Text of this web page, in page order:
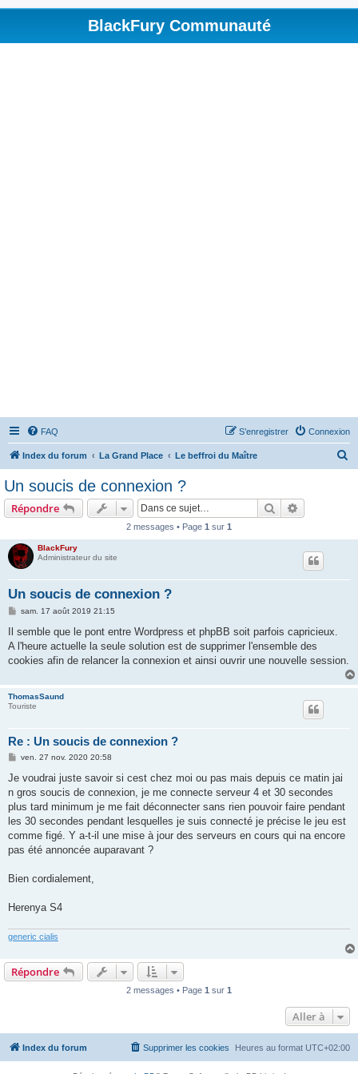
BlackFury Communauté
FAQ Connexion
S’enregistrer
Index du forum La Grand Place Le beffroi du Maître
Un soucis de connexion ?
Répondre Rechercher
2 messages • Page 1 sur 1
BlackFury
Administrateur du site
Un soucis de connexion ?
M
s
a
g
sam. 17 août 2019 21:15
Il semble que le pont entre Wordpress et phpBB soit parfois capricieux.
A l'heure actuelle la seule solution est de supprimer l'ensemble des
cookies afin de relancer la connexion et ainsi ouvrir une nouvelle session.
ThomasSaund
Touriste
Re : Un soucis de connexion ?
M
s
a
g
ven. 27 nov. 2020 20:58
Je voudrai juste savoir si cest chez moi ou pas mais depuis ce matin jai
n gros soucis de connexion, je me connecte serveur 4 et 30 secondes
plus tard minimum je me fait déconnecter sans rien pouvoir faire pendant
les 30 secondes pendant lesquelles je suis connecté je précise le jeu est
comme figé. Y a-t-il une mise à jour des serveurs en cours qui na encore
pas été annoncée auparavant ?
Bien cordialement,
Herenya S4
generic cialis
Répondre
2 messages • Page 1 sur 1
Aller à
Index du forum Heures au format UTC+02:00
Supprimer les cookies